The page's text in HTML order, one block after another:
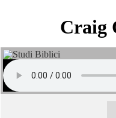
Craig